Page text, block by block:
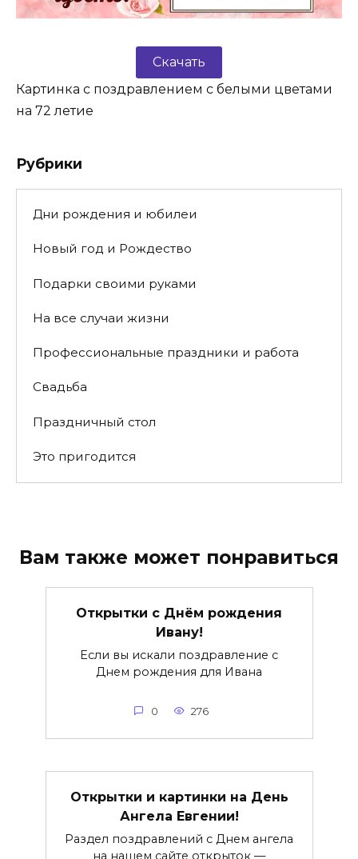
Скачать
Картинка с поздравлением с белыми цветами
на 72 летие
Рубрики
Дни рождения и юбилеи
Новый год и Рождество
Подарки своими руками
На все случаи жизни
Профессиональные праздники и работа
Свадьба
Праздничный стол
Это пригодится
Вам также может понравиться
Открытки с Днём рождения
Ивану!
Если вы искали поздравление с
Днем рождения для Ивана
0 276
Открытки и картинки на День
Ангела Евгении!
Раздел поздравлений с Днем ангела
на нашем сайте открыток —